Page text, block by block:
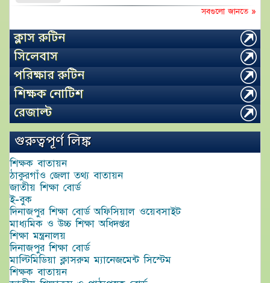
সবগুলো জানতে »
ক্লাস রুটিন
সিলেবাস
পরিক্ষার রুটিন
শিক্ষক নোটিশ
রেজাল্ট
গুরুত্বপূর্ণ লিঙ্ক
শিক্ষক বাতায়ন
ঠাকুরগাঁও জেলা তথ্য বাতায়ন
জাতীয় শিক্ষা বোর্ড
ই-বুক
দিনাজপুর শিক্ষা বোর্ড অফিসিয়াল ওয়েবসাইট
মাধ্যমিক ও উচ্চ শিক্ষা অধিদপ্তর
শিক্ষা মন্ত্রনালয়
দিনাজপুর শিক্ষা বোর্ড
মাল্টিমিডিয়া ক্লাসরুম ম্যানেজমেন্ট সিস্টেম
শিক্ষক বাতায়ন